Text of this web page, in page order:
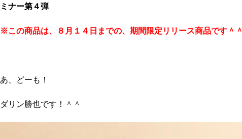
ミナー第４弾
※この商品は、８月１４日までの、期間限定リリース商品です＾＾
あ、どーも！
ダリン勝也です！＾＾